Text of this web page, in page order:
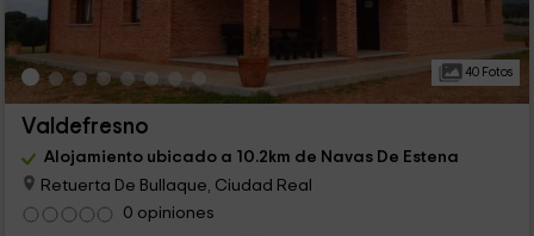
40 Fotos
Valdefresno
Alojamiento ubicado a 10.2km de Navas De Estena
Retuerta De Bullaque, Ciudad Real
0 opiniones